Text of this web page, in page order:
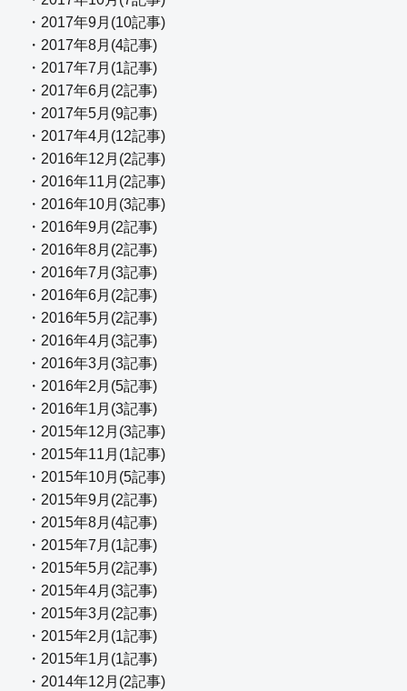
・2017年9月(10記事)
・2017年8月(4記事)
・2017年7月(1記事)
・2017年6月(2記事)
・2017年5月(9記事)
・2017年4月(12記事)
・2016年12月(2記事)
・2016年11月(2記事)
・2016年10月(3記事)
・2016年9月(2記事)
・2016年8月(2記事)
・2016年7月(3記事)
・2016年6月(2記事)
・2016年5月(2記事)
・2016年4月(3記事)
・2016年3月(3記事)
・2016年2月(5記事)
・2016年1月(3記事)
・2015年12月(3記事)
・2015年11月(1記事)
・2015年10月(5記事)
・2015年9月(2記事)
・2015年8月(4記事)
・2015年7月(1記事)
・2015年5月(2記事)
・2015年4月(3記事)
・2015年3月(2記事)
・2015年2月(1記事)
・2015年1月(1記事)
・2014年12月(2記事)